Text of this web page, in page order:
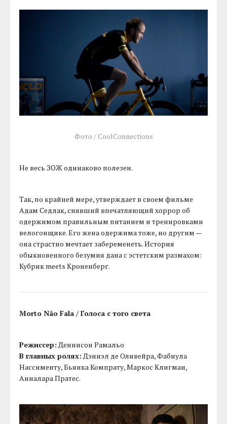
Фото / CoolConnections
Не весь ЗОЖ одинаково полезен.
Так, по крайней мере, утверждает в своем фильме
Адам Седлак, снявший впечатляющий хоррор об
одержимом правильным питанием и тренировками
велогонщике. Его жена одержима тоже, но другим —
она страстно мечтает забеременеть. История
обыкновенного безумия дана с эстетским размахом:
Кубрик meets Кроненберг.
Morto Não Fala / Голоса с того света
Режиссер:Деннисон Рамальо
В главных ролях:Дэниэл де Оливейра, Фабиула
Нассименту, Бьянка Компрату, Маркос Клигман,
Анналара Пратес.